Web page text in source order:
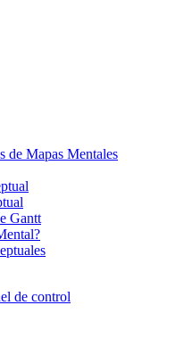
de Mapas Mentales
Gantt
de control